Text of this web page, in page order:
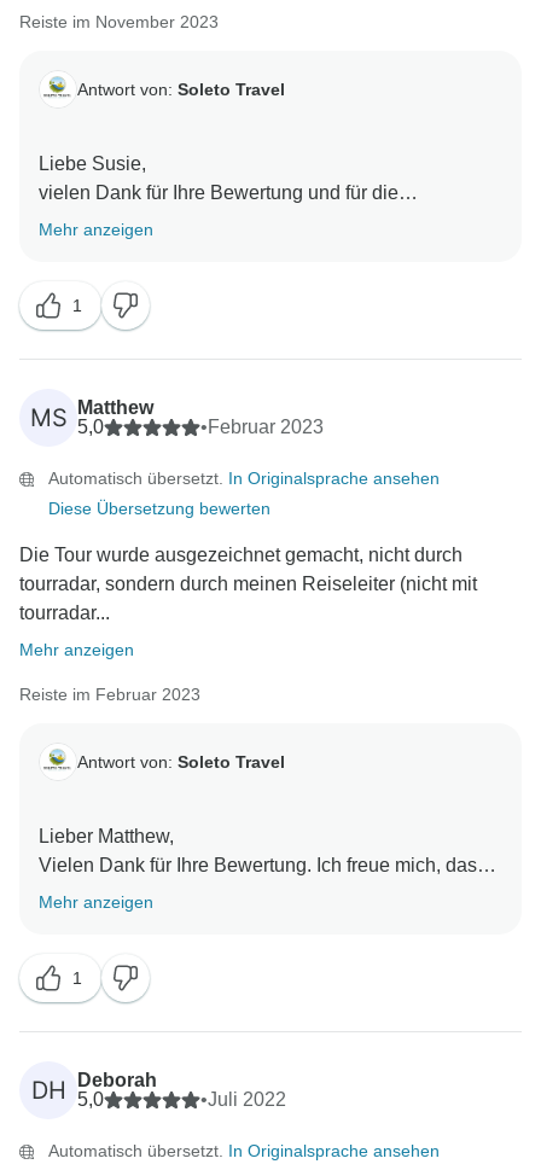
Reiste im November 2023
Antwort von: Soleto Travel
Liebe Susie,
vielen Dank für Ihre Bewertung und für die
freundlichen Worte an mich und alle meine
Es war für uns alle ein Vergnügen, daran zu arbeiten,
diese Tour für Sie zu realisieren.
Ich danke Ihnen im Voraus,
Mit freundlichen Grüßen,
Mehr anzeigen
1
MS
Matthew
5,0
•Februar 2023
Automatisch übersetzt. In Originalsprache ansehen
Diese Übersetzung bewerten
Die Tour wurde ausgezeichnet gemacht, nicht durch
tourradar, sondern durch meinen Reiseleiter (nicht mit
tourradar...
Mehr anzeigen
Reiste im Februar 2023
Antwort von: Soleto Travel
Lieber Matthew,
Vielen Dank für Ihre Bewertung. Ich freue mich, dass
Sie die Tour und die Arbeit unseres örtlichen
Vielen Dank dafür
Mit freundlichen Grüßen,
Mehr anzeigen
1
DH
Deborah
5,0
•Juli 2022
Automatisch übersetzt. In Originalsprache ansehen